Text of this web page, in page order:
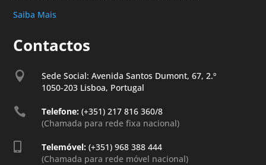
Saiba Mais
Contactos

Sede Social: Avenida Santos Dumont, 67, 2.º
1050-203 Lisboa, Portugal
 Telefone: (+351) 217 816 360/8
(Chamada para rede fixa nacional)
Telemóvel: (+351) 968 388 444
(Chamada para rede móvel nacional)